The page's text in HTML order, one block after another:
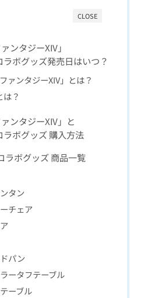
CLOSE
ンタジーXIV」
ラボグッズ発売日はいつ？
ァンタジーXIV」とは？
は？
ンタジーXIV」と
ラボグッズ 購入方法
ラボグッズ 商品一覧
タン
チェア
パン
ータフテーブル
ーブル